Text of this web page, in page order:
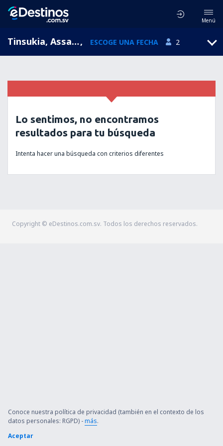
Menú
Tinsukia, Assam, India, ESCOGE UNA FECHA 2
Lo sentimos, no encontramos
resultados para tu búsqueda
Intenta hacer una búsqueda con criterios diferentes
Copyright © eDestinos.com.sv. Todos los derechos reservados.
Conoce nuestra política de privacidad (también en el contexto de los
datos personales: RGPD) -más.
Aceptar